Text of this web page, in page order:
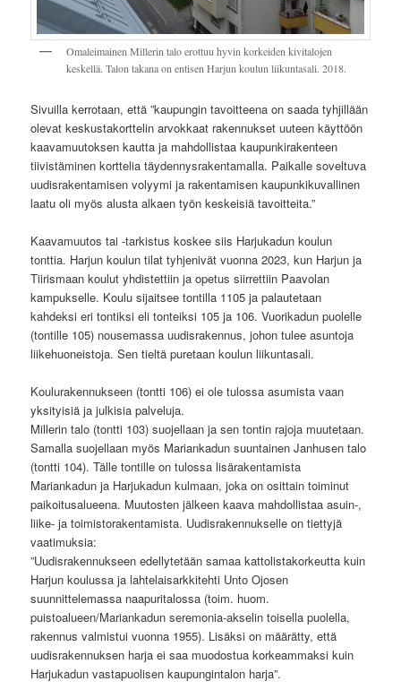
Omaleimainen Millerin talo erottuu hyvin korkeiden kivitalojen
keskellä. Talon takana on entisen Harjun koulun liikuntasali. 2018.
Sivuilla kerrotaan, että ”kaupungin tavoitteena on saada tyhjillään
olevat keskustakorttelin arvokkaat rakennukset uuteen käyttöön
kaavamuutoksen kautta ja mahdollistaa kaupunkirakenteen
tiivistäminen korttelia täydennysrakentamalla. Paikalle soveltuva
uudisrakentamisen volyymi ja rakentamisen kaupunkikuvallinen
laatu oli myös alusta alkaen työn keskeisiä tavoitteita.”
Kaavamuutos tai -tarkistus koskee siis Harjukadun koulun
tonttia. Harjun koulun tilat tyhjenivät vuonna 2023, kun Harjun ja
Tiirismaan koulut yhdistettiin ja opetus siirrettiin Paavolan
kampukselle. Koulu sijaitsee tontilla 1105 ja palautetaan
kahdeksi eri tontiksi eli tonteiksi 105 ja 106. Vuorikadun puolelle
(tontille 105) nousemassa uudisrakennus, johon tulee asuntoja
liikehuoneistoja. Sen tieltä puretaan koulun liikuntasali.
Koulurakennukseen (tontti 106) ei ole tulossa asumista vaan
yksityisiä ja julkisia palveluja.
Millerin talo (tontti 103) suojellaan ja sen tontin rajoja muutetaan.
Samalla suojellaan myös Mariankadun suuntainen Janhusen talo
(tontti 104). Tälle tontille on tulossa lisärakentamista
Mariankadun ja Harjukadun kulmaan, joka on osittain toiminut
paikoitusalueena. Muutosten jälkeen kaava mahdollistaa asuin-,
liike- ja toimistorakentamista. Uudisrakennukselle on tiettyjä
vaatimuksia:
”Uudisrakennukseen edellytetään samaa kattolistakorkeutta kuin
Harjun koulussa ja lahtelaisarkkitehti Unto Ojosen
suunnittelemassa naapuritalossa (toim. huom.
puistoalueen/Mariankadun seremonia-akselin toisella puolella,
rakennus valmistui vuonna 1955). Lisäksi on määrätty, että
uudisrakennuksen harja ei saa muodostua korkeammaksi kuin
Harjukadun vastapuolisen kaupungintalon harja”.